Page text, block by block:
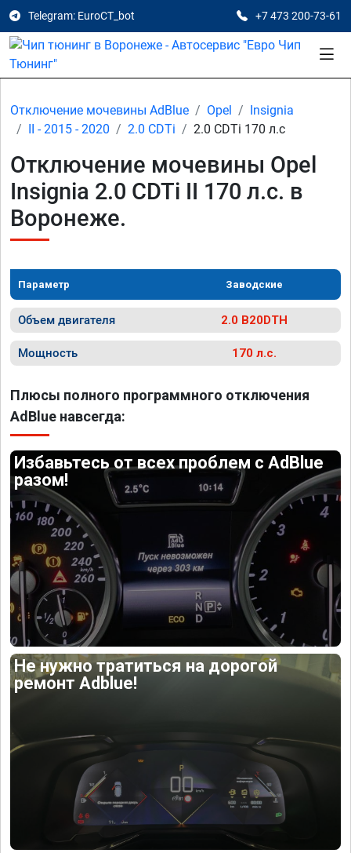
Telegram: EuroCT_bot +7 473 200-73-61
Отключение мочевины AdBlue Opel
Insignia
II - 2015 - 2020
2.0 CDTi 2.0 CDTi 170 л.с
Отключение мочевины Opel
Insignia 2.0 CDTi II 170 л.с. в
Воронеже.
Параметр Заводские
Объем двигателя 2.0 B20DTH
Мощность 170 л.с.
Плюсы полного программного отключения
AdBlue навсегда:
Избавьтесь от всех проблем с AdBlue
разом!
Не нужно тратиться на дорогой
ремонт Adblue!